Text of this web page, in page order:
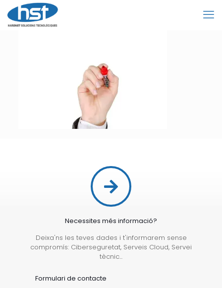
Necessites més informació?
Deixa'ns les teves dades i t'informarem sense
compromís: Ciberseguretat, Serveis Cloud, Servei
tècnic...
Formulari de contacte